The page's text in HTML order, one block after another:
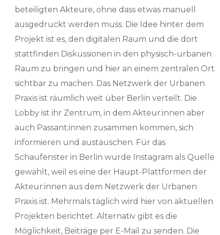
beteiligten Akteure, ohne dass etwas manuell
ausgedruckt werden muss. Die Idee hinter dem
Projekt ist es, den digitalen Raum und die dort
stattfinden Diskussionen in den physisch-urbanen
Raum zu bringen und hier an einem zentralen Ort
sichtbar zu machen. Das Netzwerk der Urbanen
Praxis ist räumlich weit über Berlin verteilt. Die
Lobby ist ihr Zentrum, in dem Akteur:innen aber
auch Passant:innen zusammen kommen, sich
informieren und austauschen. Für das
Schaufenster in Berlin wurde Instagram als Quelle
gewählt, weil es eine der Haupt-Plattformen der
Akteur:innen aus dem Netzwerk der Urbanen
Praxis ist. Mehrmals täglich wird hier von aktuellen
Projekten berichtet. Alternativ gibt es die
Möglichkeit, Beiträge per E-Mail zu senden. Die